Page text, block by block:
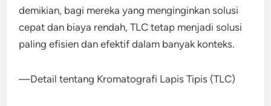
demikian, bagi mereka yang menginginkan solusi
cepat dan biaya rendah, TLC tetap menjadi solusi
paling efisien dan efektif dalam banyak konteks.
—Detail tentang Kromatografi Lapis Tipis (TLC)